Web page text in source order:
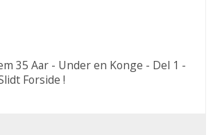
35 Aar - Under en Konge - Del 1 -
Forside !